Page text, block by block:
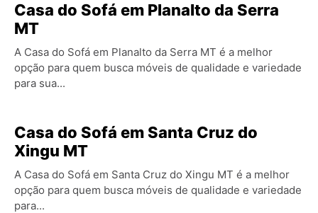
Casa do Sofá em Planalto da Serra
MT
A Casa do Sofá em Planalto da Serra MT é a melhor
opção para quem busca móveis de qualidade e variedade
para sua...
Casa do Sofá em Santa Cruz do
Xingu MT
A Casa do Sofá em Santa Cruz do Xingu MT é a melhor
opção para quem busca móveis de qualidade e variedade
para...